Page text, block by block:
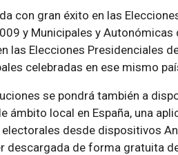
con gran éxito en las
y Municipales y Autonómicas
las Elecciones Presidenciales
celebradas en ese mismo
se pondrá también a
ámbito local en España, una
desde dispositivos
descargada de forma gratuita